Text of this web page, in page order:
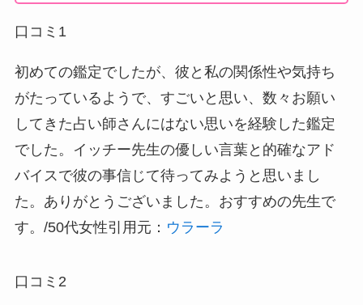
口コミ1
初めての鑑定でしたが、彼と私の関係性や気持ち
がたっているようで、すごいと思い、数々お願い
してきた占い師さんにはない思いを経験した鑑定
でした。イッチー先生の優しい言葉と的確なアド
バイスで彼の事信じて待ってみようと思いまし
た。ありがとうございました。おすすめの先生で
す。/50代女性引用元： ウラーラ
口コミ2